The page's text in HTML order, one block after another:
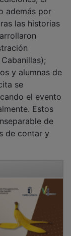
por
las historias
y alumnas de
se
el evento
Estos
de
de contar y